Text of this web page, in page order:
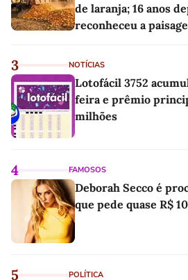
de laranja; 16 anos
reconheceu a
3 NOTÍCIAS
Lotofácil 3752
feira e prêmio
milhões
4 FAMOSOS
Deborah Secco é
que pede quase R$
5 POLÍTICA